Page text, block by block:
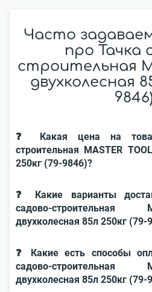
Часто
про Тачка
строительная
двухколесная
❓ Какая цена на
строительная MASTER
250кг (79-9846)?
❓ Какие варианты
садово-строительная
двухколесная 85л 250кг (79-
❓ Какие есть способы
садово-строительная
двухколесная 85л 250кг (79-